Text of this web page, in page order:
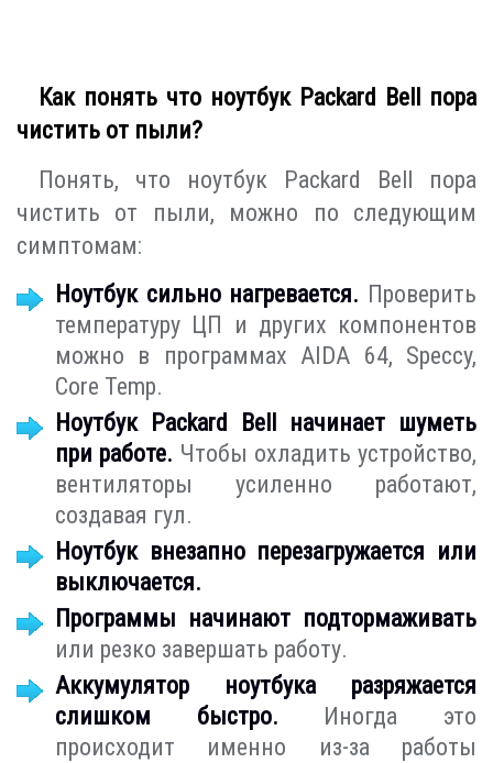
Как понять что ноутбук Packard Bell пора
чистить от пыли?
Понять, что ноутбук Packard Bell пора
чистить от пыли, можно по следующим
симптомам:
Ноутбук сильно нагревается. Проверить
температуру ЦП и других компонентов
можно в программах AIDA 64, Speccy,
Core Temp.
Ноутбук Packard Bell начинает шуметь
при работе. Чтобы охладить устройство,
вентиляторы усиленно работают,
создавая гул.
Ноутбук внезапно перезагружается или
выключается.
Программы начинают подтормаживать
или резко завершать работу.
Аккумулятор ноутбука разряжается
слишком быстро. Иногда это
происходит именно из-за работы